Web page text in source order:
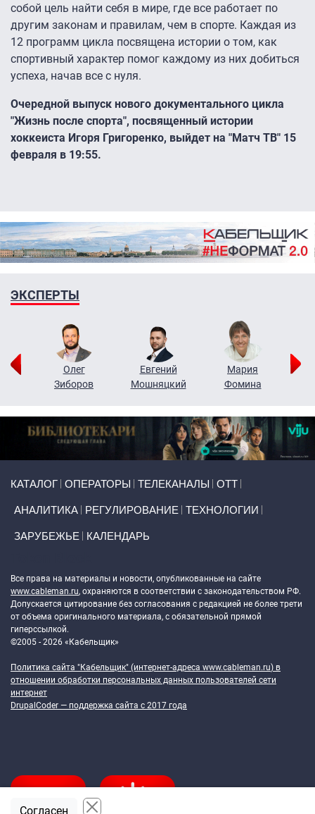
собой цель найти себя в мире, где все работает по
другим законам и правилам, чем в спорте. Каждая из
12 программ цикла посвящена истории о том, как
спортивный характер помог каждому из них добиться
успеха, начав все с нуля.
Очередной выпуск нового документального цикла
"Жизнь после спорта", посвященный истории
хоккеиста Игоря Григоренко, выйдет на "Матч ТВ" 15
февраля в 19:55.
ЭКСПЕРТЫ
Олег
Зиборов
Евгений
Мошняцкий
Мария
Фомина
КАТАЛОГ ОПЕРАТОРЫ ТЕЛЕКАНАЛЫ ОТТ
АНАЛИТИКА РЕГУЛИРОВАНИЕ ТЕХНОЛОГИИ
ЗАРУБЕЖЬЕ КАЛЕНДАРЬ
Все права на материалы и новости, опубликованные на сайте
www.cableman.ru, охраняются в соответствии с законодательством РФ.
Допускается цитирование без согласования с редакцией не более трети
от объема оригинального материала, с обязательной прямой
гиперссылкой.
©2005 - 2026 «Кабельщик»
Политика сайта "Кабельщик" (интернет-адреса www.cableman.ru) в
отношении обработки персональных данных пользователей сети
интернет
DrupalCoder — поддержка сайта c 2017 года
Согласен